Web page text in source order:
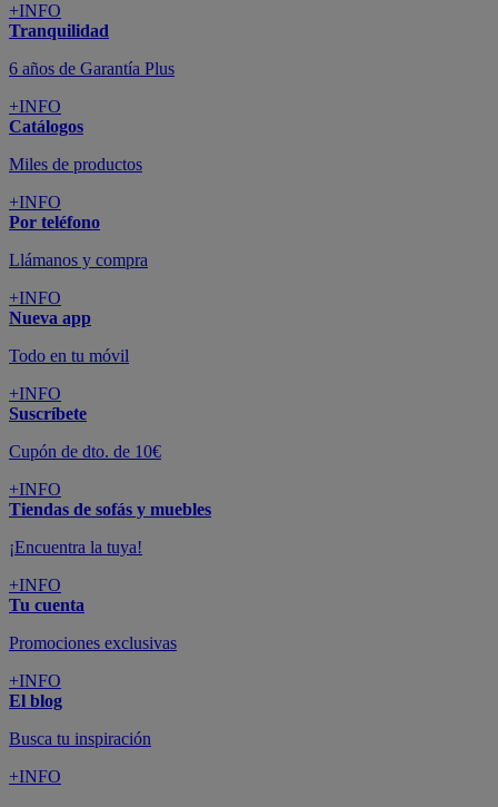
+INFO
Tranquilidad
6 años de Garantía Plus
+INFO
Catálogos
Miles de productos
+INFO
Por teléfono
Llámanos y compra
+INFO
Nueva app
Todo en tu móvil
+INFO
Suscríbete
Cupón de dto. de 10€
+INFO
Tiendas de sofás y muebles
¡Encuentra la tuya!
+INFO
Tu cuenta
Promociones exclusivas
+INFO
El blog
Busca tu inspiración
+INFO